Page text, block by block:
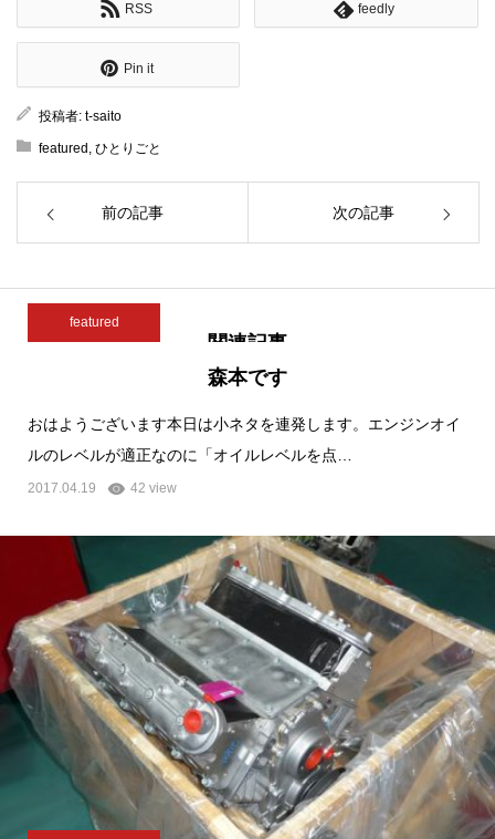
RSS feedly
Pin it
投稿者: t-saito
featured ひとりごと
前の記事 次の記事
関連記事
featured
森本です
おはようございます本日は小ネタを連発します。エンジンオイ
ルのレベルが適正なのに「オイルレベルを点…
2017.04.19 42 view